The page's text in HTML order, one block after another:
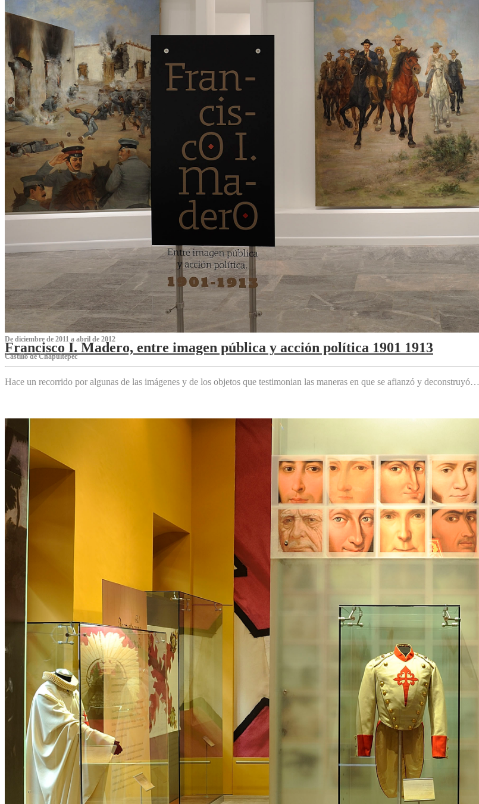
De diciembre de 2011 a abril de 2012
Francisco I. Madero, entre imagen pública y acción política 1901 1913
Castillo de Chapultepec
Hace un recorrido por algunas de las imágenes y de los objetos que testimonian las maneras en que se afianzó y deconstruyó…